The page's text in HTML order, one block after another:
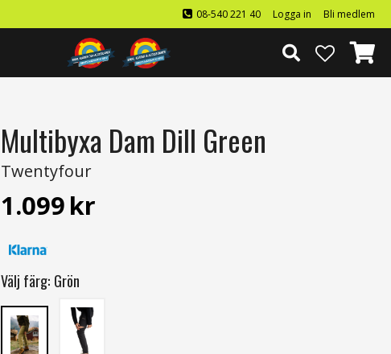
08-540 221 40 Logga in Bli medlem
Multibyxa Dam Dill Green
Twentyfour
1.099kr
Välj färg: Grön